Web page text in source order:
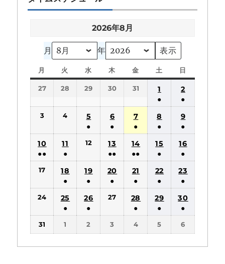
2026年8月
月 年
月
曜
日
火
曜
日
水
曜
日
木
曜
日
金
曜
土
曜
日
曜
27 28 29 30 31
1
●
(1
件
の
イ
ベ
ン
ト)
2
●
(1
件
の
イ
ベ
ン
ト)
3 4
5
●
(1
の
イ
ベ
ン
ト)
6
●
(1
件
の
イ
ベ
ン
7
●
(1
件
の
イ
ベ
ン
ト)
8
●
(1
件
の
イ
ベ
ン
ト)
9
●
(1
件
の
イ
ベ
ン
ト)
10
●●
(2
の
イ
ン
ト)
11
●
(1
件
の
イ
ベ
ン
ト)
12
13
●●
(2
件
の
イ
ン
ト)
14
●●
(2
件
の
イ
ベ
ン
ト)
15
●
(1
件
の
イ
ベ
ン
ト)
16
●
(1
件
の
イ
ベ
ン
ト)
17
18
●
(1
件
イ
ン
19
●
(1
件
イ
ン
20
●
(1
イ
ン
21
●
(1
件
イ
ン
22
●
(1
件
イ
ン
23
●
(1
件
イ
ン
24
25
●
26
●
27
28
●
29
●
30
●
31 1 2 3 4 5 6